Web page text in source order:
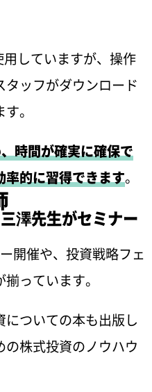
していますが、操作
ッフがダウンロード
。
時間が確実に確保で
的に習得できます。
澤先生がセミナー
開催や、投資戦略フェ
っています。
ついての本も出版し
株式投資のノウハウ